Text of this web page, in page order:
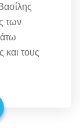
των
και τους